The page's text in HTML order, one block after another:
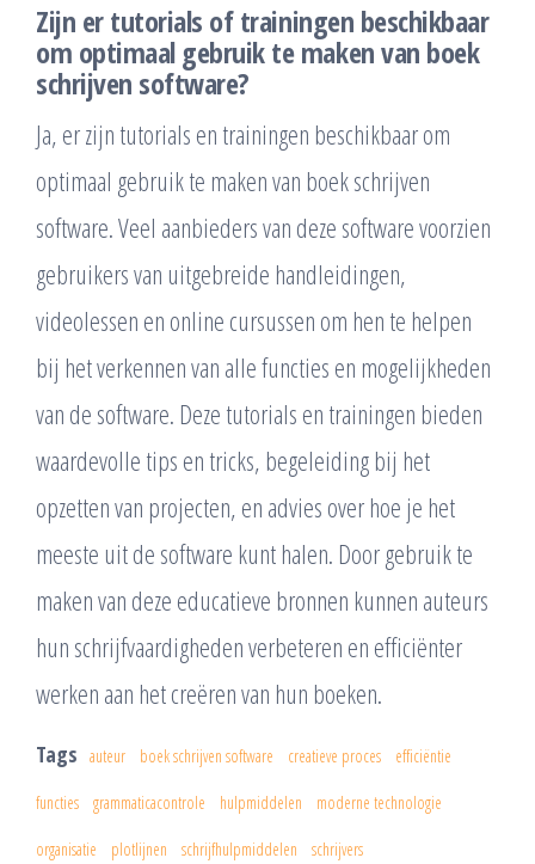
Zijn er tutorials of trainingen beschikbaar
om optimaal gebruik te maken van boek
schrijven software?
Ja, er zijn tutorials en trainingen beschikbaar om
optimaal gebruik te maken van boek schrijven
software. Veel aanbieders van deze software voorzien
gebruikers van uitgebreide handleidingen,
videolessen en online cursussen om hen te helpen
bij het verkennen van alle functies en mogelijkheden
van de software. Deze tutorials en trainingen bieden
waardevolle tips en tricks, begeleiding bij het
opzetten van projecten, en advies over hoe je het
meeste uit de software kunt halen. Door gebruik te
maken van deze educatieve bronnen kunnen auteurs
hun schrijfvaardigheden verbeteren en efficiënter
werken aan het creëren van hun boeken.
Tags auteur boek schrijven software creatieve proces efficiëntie
functies grammaticacontrole hulpmiddelen moderne technologie
organisatie plotlijnen schrijfhulpmiddelen schrijvers